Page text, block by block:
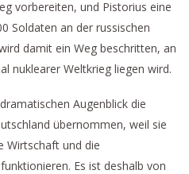
vorbereiten, und Pistorius eine
Soldaten an der russischen
damit ein Weg beschritten, an
nuklearer Weltkrieg liegen wird.
Augenblick die
übernommen, weil sie
Wirtschaft und die
Es ist deshalb von